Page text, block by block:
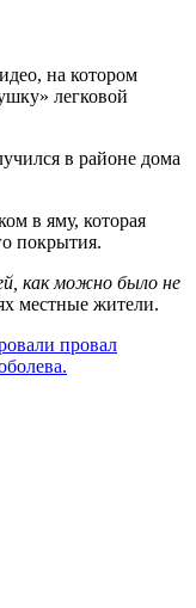
на котором
легковой
в районе дома
в яму, которая
покрытия.
как можно было не
местные жители.
провал